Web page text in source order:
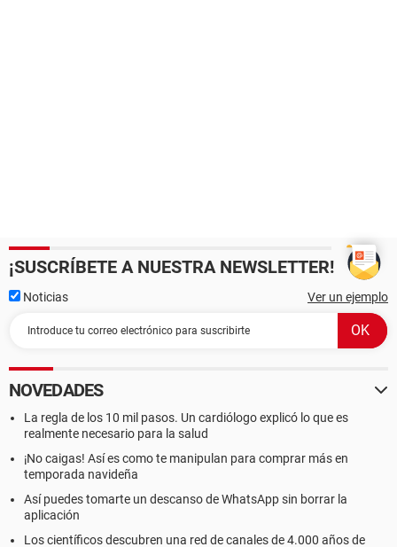
¡SUSCRÍBETE A NUESTRA NEWSLETTER!
Noticias Ver un ejemplo
NOVEDADES
La regla de los 10 mil pasos. Un cardiólogo explicó lo que es
realmente necesario para la salud
¡No caigas! Así es como te manipulan para comprar más en
temporada navideña
Así puedes tomarte un descanso de WhatsApp sin borrar la
aplicación
Los científicos descubren una red de canales de 4.000 años de